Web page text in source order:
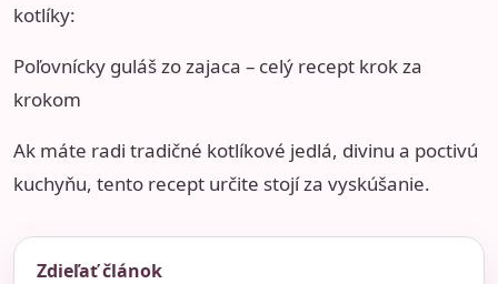
kotlíky:
Poľovnícky guláš zo zajaca – celý recept krok za
krokom
Ak máte radi tradičné kotlíkové jedlá, divinu a poctivú
kuchyňu, tento recept určite stojí za vyskúšanie.
Zdieľať článok